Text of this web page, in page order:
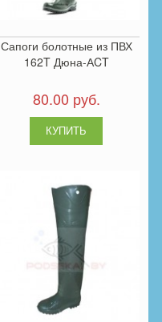
Сапоги болотные из ПВХ
162T Дюна-АCT
80.00 руб.